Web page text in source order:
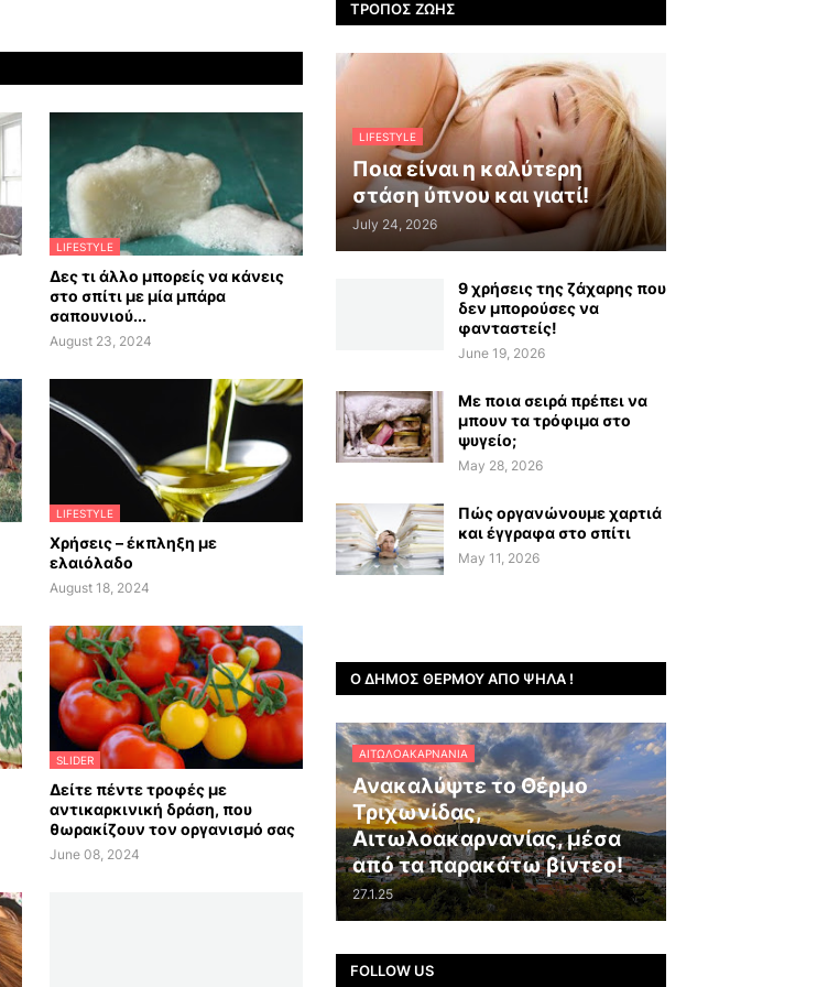
LIFESTYLE
Δες τι άλλο μπορείς να κάνεις
στο σπίτι με μία μπάρα
σαπουνιού...
August 23, 2024
LIFESTYLE
Χρήσεις – έκπληξη με
ελαιόλαδο
August 18, 2024
SLIDER
Δείτε πέντε τροφές με
αντικαρκινική δράση, που
θωρακίζουν τον οργανισμό σας
June 08, 2024
ΤΡΌΠΟΣ ΖΩΉΣ
LIFESTYLE
Ποια είναι η καλύτερη
στάση ύπνου και γιατί!
July 24, 2026
9 χρήσεις της ζάχαρης που
δεν μπορούσες να
φανταστείς!
June 19, 2026
Με ποια σειρά πρέπει να
μπουν τα τρόφιμα στο
ψυγείο;
May 28, 2026
Πώς οργανώνουμε χαρτιά
και έγγραφα στο σπίτι
May 11, 2026
Ο ΔΉΜΟΣ ΘΈΡΜΟΥ ΑΠΌ ΨΗΛΆ !
ΑΙΤΩΛΟΑΚΑΡΝΑΝΊΑ
Ανακαλύψτε το Θέρμο
Τριχωνίδας,
Αιτωλοακαρνανίας, μέσα
από τα παρακάτω βίντεο!
27.1.25
FOLLOW US